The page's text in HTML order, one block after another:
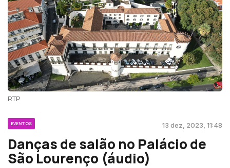
RTP
EVENTOS 13 dez, 2023, 11:48
Danças de salão no Palácio de
São Lourenço (áudio)